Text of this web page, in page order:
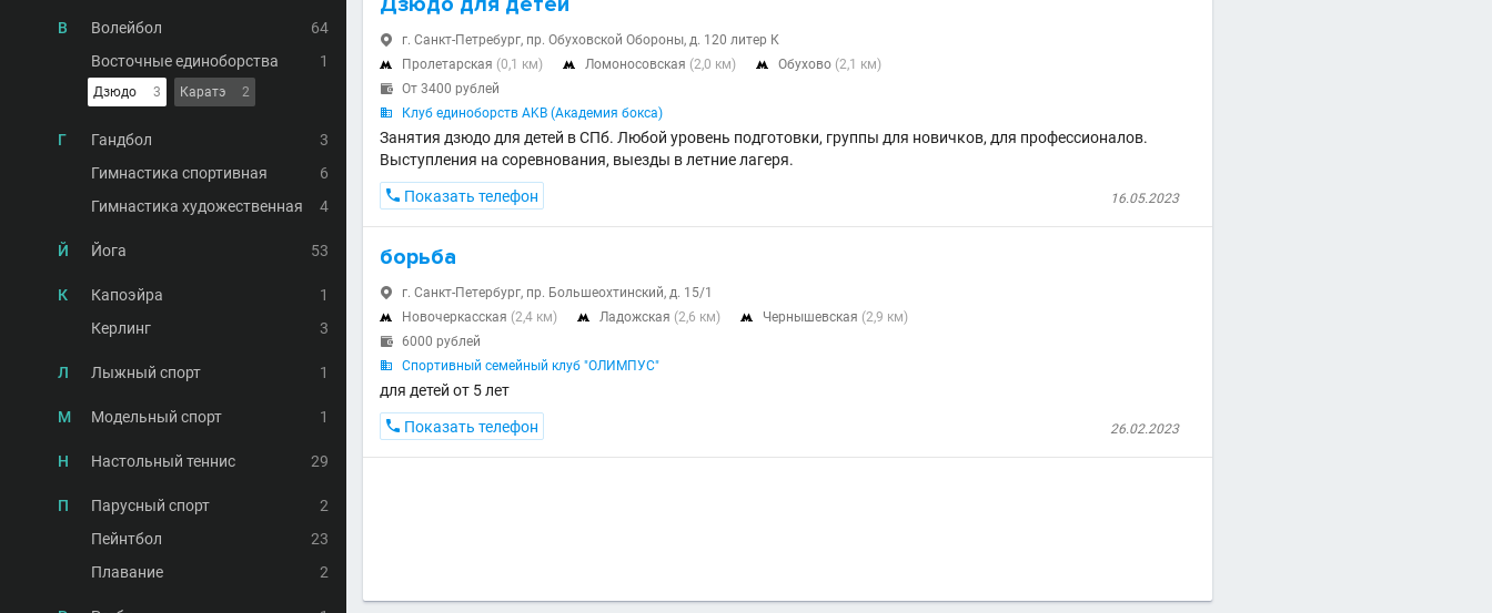
В Волейбол
64
Восточные единоборства
1
Дзюдо 3 Каратэ 2
Г Гандбол
3
Гимнастика спортивная
6
Гимнастика художественная
4
Й Йога 53
К Капоэйра
1
Керлинг
3
Л Лыжный спорт 1
М Модельный спорт 1
Н Настольный теннис 29
П Парусный спорт
2
Пейнтбол
23
Плавание
2
 г. Санкт-Петребург, пр. Обуховской Обороны, д. 120 литер К
 Пролетарская (0,1 км)  Ломоносовская (2,0 км)  Обухово (2,1 км)
 От 3400 рублей
 Клуб единоборств AKB (Академия бокса)
Занятия дзюдо для детей в СПб. Любой уровень подготовки, группы для новичков, для профессионалов.
Выступления на соревнования, выезды в летние лагеря.
16.05.2023
 Показать телефон
борьба
 г. Санкт-Петербург, пр. Большеохтинский, д. 15/1
 Новочеркасская (2,4 км)  Ладожская (2,6 км)  Чернышевская (2,9 км)
 6000 рублей
 Спортивный семейный клуб "ОЛИМПУС"
для детей от 5 лет
26.02.2023
 Показать телефон